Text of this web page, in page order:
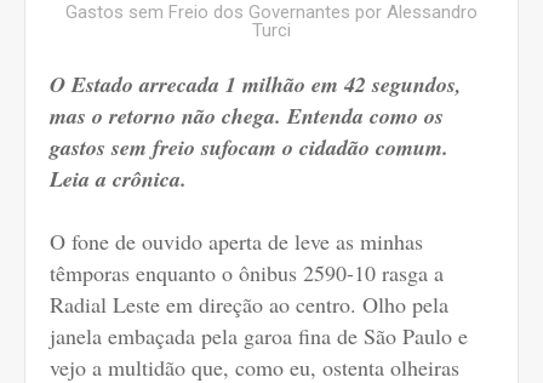
Gastos sem Freio dos Governantes por Alessandro
Turci
O Estado arrecada 1 milhão em 42 segundos,
mas o retorno não chega. Entenda como os
gastos sem freio sufocam o cidadão comum.
Leia a crônica.
O fone de ouvido aperta de leve as minhas
têmporas enquanto o ônibus 2590-10 rasga a
Radial Leste em direção ao centro. Olho pela
janela embaçada pela garoa fina de São Paulo e
vejo a multidão que, como eu, ostenta olheiras